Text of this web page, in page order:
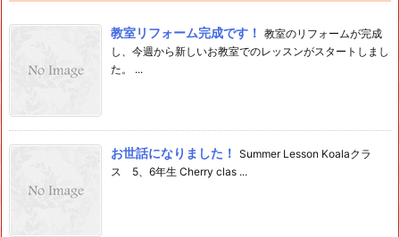
教室リフォーム完成です！ 教室のリフォームが完成
し、今週から新しいお教室でのレッスンがスタートしまし
た。 ...
お世話になりました！ Summer Lesson Koalaクラ
ス 5、6年生 Cherry clas ...